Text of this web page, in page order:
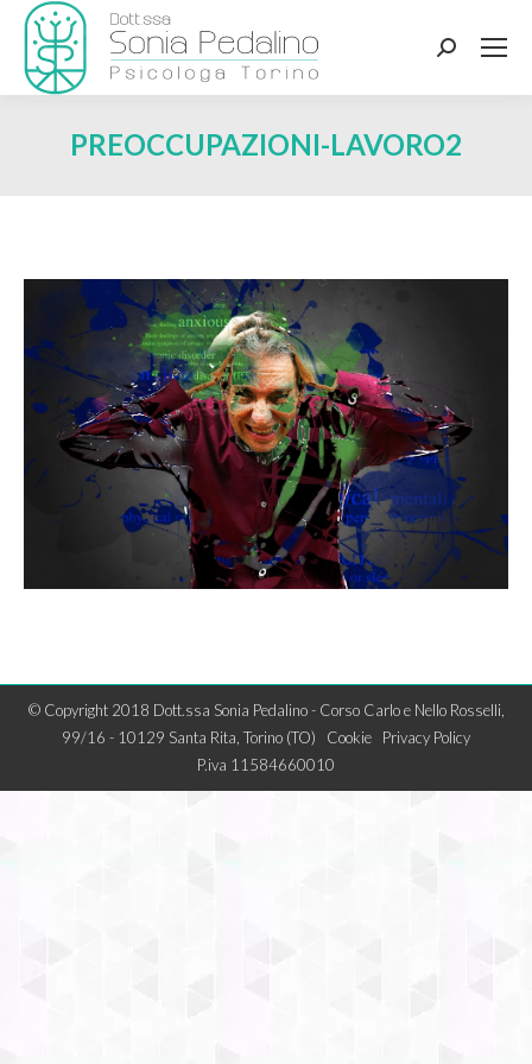
Search:
PREOCCUPAZIONI-LAVORO2
© Copyright 2018 Dott.ssa Sonia Pedalino - Corso Carlo e Nello Rosselli,
99/16 - 10129 Santa Rita, Torino (TO) Cookie
Privacy Policy
P.iva 11584660010